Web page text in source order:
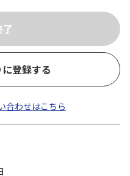
登録する
合わせはこちら